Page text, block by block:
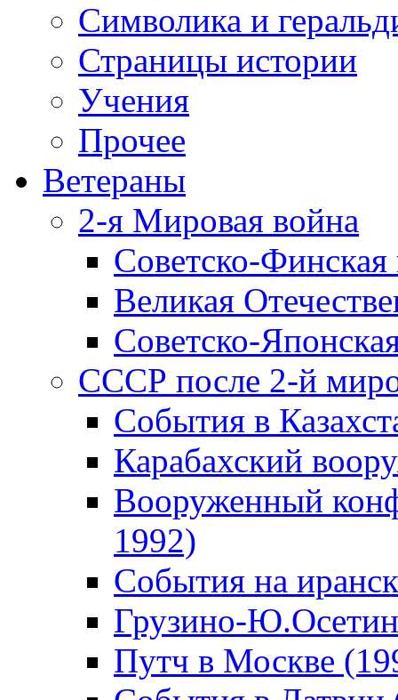
Символика и
Страницы истории
Учения
Прочее
Ветераны
2-я Мировая война
Советско-
Великая
Советско-
СССР после 2-й
События в
Карабахский
Вооруженный
1992)
События на
Грузино-
Путч в Москве